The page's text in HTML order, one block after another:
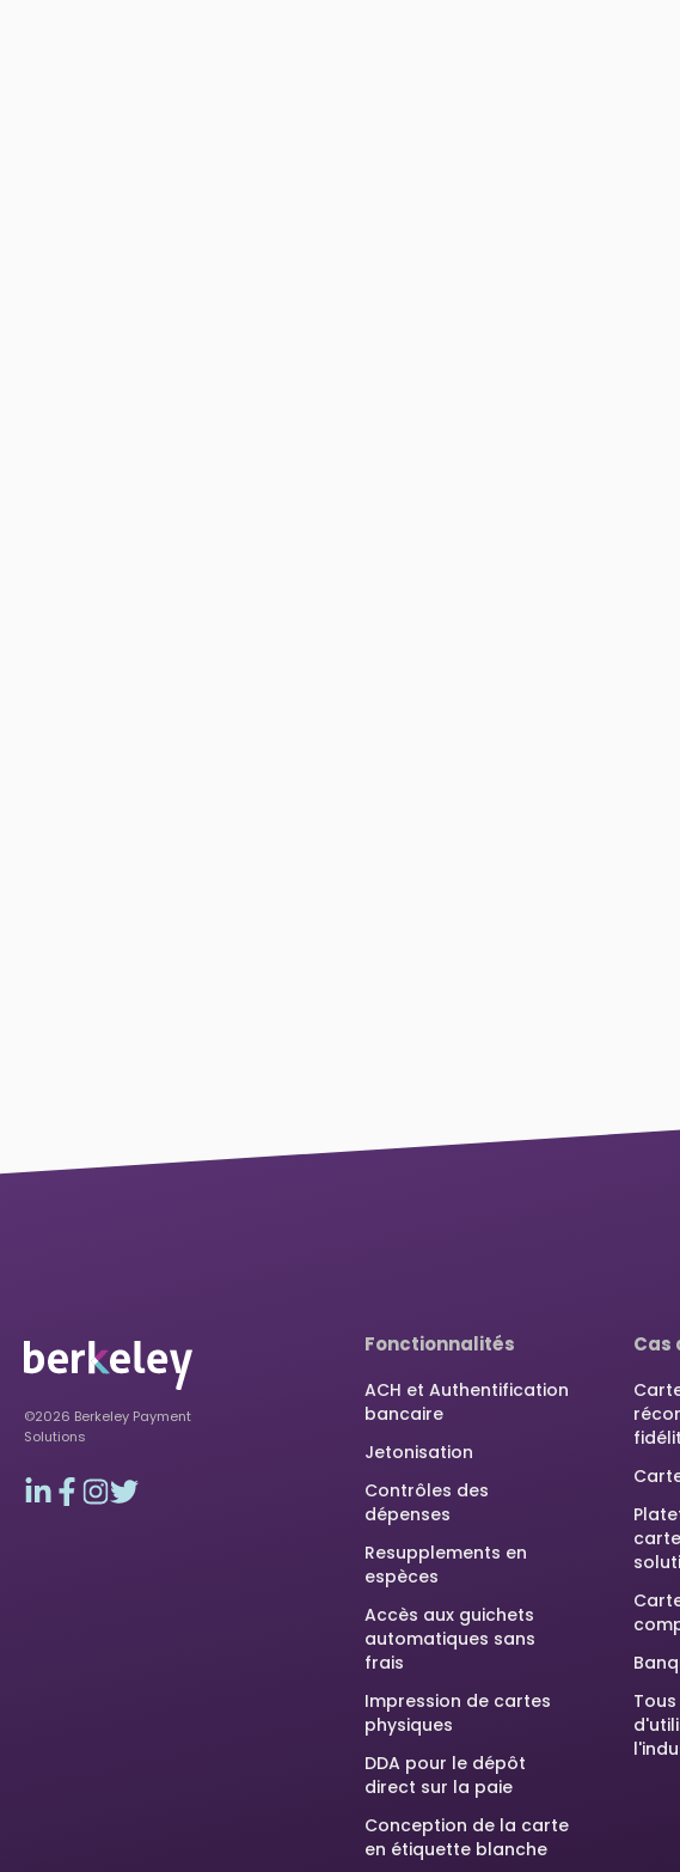
©2026 Berkeley Payment
Solutions
Fonctionnalités
ACH et Authentification
bancaire
Jetonisation
Contrôles des
dépenses
Resupplements en
espèces
Accès aux guichets
automatiques sans
frais
Impression de cartes
physiques
DDA pour le dépôt
direct sur la paie
Conception de la carte
en étiquette blanche
Cas